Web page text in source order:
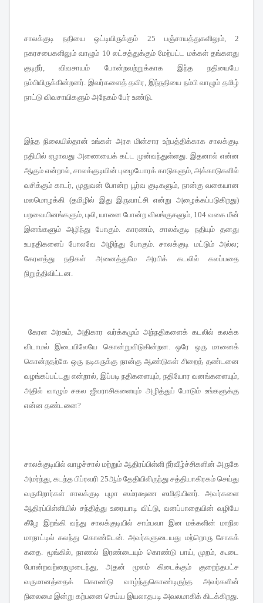
சாலக்குடி நதியை ஒட்டியிருக்கும் 25 பஞ்சாயத்துகளிலும், 2
நகரசபைகளிலும் வாழும் 10 லட்சத்துக்கும் மேற்பட்ட மக்கள் தங்களது
குடிநீர் ,விவசாயம் போன்றவற்றுக்காக இந்த நதியையே
நம்பியிருக்கின்றனர் இவர்களைத் தவிர ,இந்நதியை நம்பி வாழும் தமிழ்
நாட்டு விவசாயிகளும் அநேகம் பேர் உண்டு
இந்த நிலையில்தான் உங்கள் அரசு மின்சார உற்பத்திக்காக சாலக்குடி
நதியில் ஏழாவது அணையைக் கட்ட முன்வந்துள்ளது இதனால் என்ன
ஆகும் என்றால் சாலக்குடியின் புழையோரக் காடுகளும் அக்காடுகளில்
வசிக்கும் காடர் முதுவன் போன்ற பூர்வ குடிகளும் நான்கு வகையான
மலமொழக்கி (தமிழில் இது இருவாட்சி என்று அழைக்கப்படுகிறது)
பறவையினங்களும் புலி யானை போன்ற விலங்குகளும் , 104 வகை மீன்
இனங்களும் அழிந்து போகும்
காரணம், சாலக்குடி நதியும் தனது
உபநதிகளைப் போலவே அழிந்து போகும் .சாலக்குடி மட்டும் அல்ல;
கேரளத்து நதிகள் அனைத்துமே அரபிக் கடலில் கலப்பதை
நிறுத்திவிட்டன
கேரள அரசும் ,அதிகார வர்க்கமும் அந்நதிகளைக் கடலில் கலக்க
விடாமல் இடையிலேயே கொன்றுவிடுகின்றன .ஒரே ஒரு மானைக்
கொன்றதற்கே ஒரு நடிகருக்கு நான்கு ஆண்டுகள் சிறைத் தண்டனை
வழங்கப்பட்டது என்றால் இப்படி நதிகளையும் நதியோர வனங்களையும்
அதில் வாழும் சகல ஜீவராசிகளையும் அழித்துப் போடும் உங்களுக்கு
என்ன தண்டனை?
சாலக்குடியில் வாழச்சால் மற்றும் ஆதிரப்பிள்ளி நீர்வீழ்ச்சிகளின் அருகே
அமர்ந்து ,கடந்தபிப்ரவரி 25ஆம் தேதியிலிருந்து சத்தியாகிரகம் செய்து
வருகிறார்கள் சாலக்குடி புழா ஸம்ரக்ஷண ஸமிதியினர்
அவர்களை
ஆதிரப்பிள்ளியில் சந்தித்து உரையாடி விட்டு வனப்பாதையின் வழியே
கீழே இறங்கி வந்து சாலக்குடியில் சாம்பவா இன மக்களின் மாநில
மாநாட்டில் கலந்து கொண்டேன் .அவர்களுடையது மற்றொரு சோகக்
கதை மூங்கில் ,நாணல் இரண்டையும் கொண்டு பாய் ,முறம் ,கூடை
போன்றவற்றைமுடைந்து
அதன் மூலம் கிடைக்கும் குறைந்தபட்ச
வருமானத்தைக் கொண்டு வாழ்ந்துகொண்டிருந்த அவர்களின்
நிலைமை இன்று கற்பனை செய்ய இயலாதபடி அவலமாகிக் கிடக்கிறது